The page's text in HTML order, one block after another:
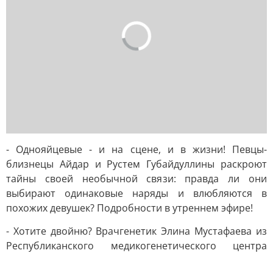
- Однояйцевые - и на сцене, и в жизни! Певцы-
близнецы Айдар и Рустем Губайдуллины раскроют
тайны своей необычной связи: правда ли они
выбирают одинаковые наряды и влюбляются в
похожих девушек? Подробности в утреннем эфире!
- Хотите двойню? Врачгенетик Элина Мустафаева из
Республиканского медикогенетического центра